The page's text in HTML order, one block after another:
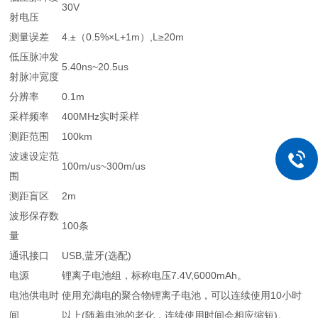
射电压
30V
测量误差
4.±（0.5%×L+1m）,L≥20m
低压脉冲发
射脉冲宽度
5.40ns~20.5us
分辨率
0.1m
采样频率
400MHz实时采样
测距范围
100km
波速设定范
围
100m/us~300m/us
测距盲区
2m
波形保存数
量
100条
通讯接口
USB,蓝牙(选配)
电源
锂离子电池组，标称电压7.4V,6000mAh。
电池供电时
间
使用充满电的聚合物锂离子电池，可以连续使用10小时
以上(随着电池的老化，连续使用时间会相应缩短)。